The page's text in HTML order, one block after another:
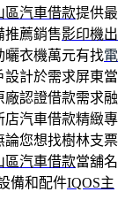
區汽車借款提供最
推薦銷售影印機出
曬衣機萬元有找電
計於需求屏東當
廠認證借款需求融
店汽車借款精緻專
論您想找樹林支票
區汽車借款當舖名
備和配件IQOS主